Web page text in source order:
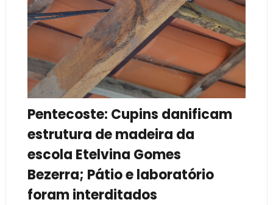
Pentecoste: Cupins danificam
estrutura de madeira da
escola Etelvina Gomes
Bezerra; Pátio e laboratório
foram interditados